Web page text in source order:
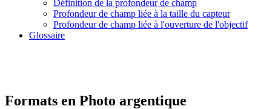
Définition de la profondeur de champ
Profondeur de champ liée à la taille du capteur
Profondeur de champ liée à l'ouverture de l'objectif
Glossaire
Formats en Photo argentique